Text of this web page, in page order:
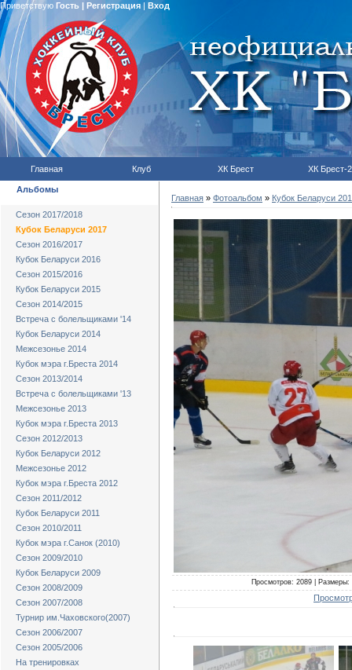
Приветствую Гость | Регистрация| Вход
Главная Клуб ХК Брест ХК Брест-2
Альбомы
Сезон 2017/2018
Кубок Беларуси 2017
Сезон 2016/2017
Кубок Беларуси 2016
Сезон 2015/2016
Кубок Беларуси 2015
Сезон 2014/2015
Встреча с болельщиками '14
Кубок Беларуси 2014
Межсезонье 2014
Кубок мэра г.Бреста 2014
Сезон 2013/2014
Встреча с болельщиками '13
Межсезонье 2013
Кубок мэра г.Бреста 2013
Сезон 2012/2013
Кубок Беларуси 2012
Межсезонье 2012
Кубок мэра г.Бреста 2012
Сезон 2011/2012
Кубок Беларуси 2011
Сезон 2010/2011
Кубок мэра г.Санок (2010)
Сезон 2009/2010
Кубок Беларуси 2009
Сезон 2008/2009
Сезон 2007/2008
Турнир им.Чаховского(2007)
Сезон 2006/2007
Сезон 2005/2006
На тренировках
Главная » Фотоальбом » Кубок Беларуси
Просмотров: 2089 |